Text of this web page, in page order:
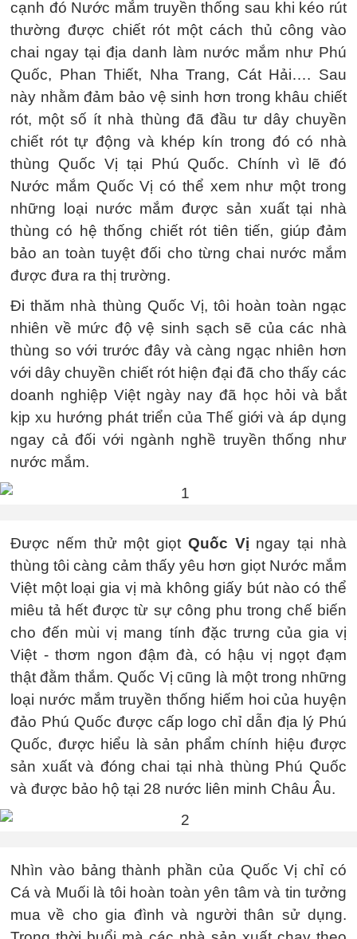
cạnh đó Nước mắm truyền thống sau khi kéo rút
thường được chiết rót một cách thủ công vào
chai ngay tại địa danh làm nước mắm như Phú
Quốc, Phan Thiết, Nha Trang, Cát Hải…. Sau
này nhằm đảm bảo vệ sinh hơn trong khâu chiết
rót, một số ít nhà thùng đã đầu tư dây chuyền
chiết rót tự động và khép kín trong đó có nhà
thùng Quốc Vị tại Phú Quốc. Chính vì lẽ đó
Nước mắm Quốc Vị có thể xem như một trong
những loại nước mắm được sản xuất tại nhà
thùng có hệ thống chiết rót tiên tiến, giúp đảm
bảo an toàn tuyệt đối cho từng chai nước mắm
được đưa ra thị trường.
Đi thăm nhà thùng Quốc Vị, tôi hoàn toàn ngạc
nhiên về mức độ vệ sinh sạch sẽ của các nhà
thùng so với trước đây và càng ngạc nhiên hơn
với dây chuyền chiết rót hiện đại đã cho thấy các
doanh nghiệp Việt ngày nay đã học hỏi và bắt
kịp xu hướng phát triển của Thế giới và áp dụng
ngay cả đối với ngành nghề truyền thống như
nước mắm.
Được nếm thử một giọt Quốc Vị ngay tại nhà
thùng tôi càng cảm thấy yêu hơn giọt Nước mắm
Việt một loại gia vị mà không giấy bút nào có thể
miêu tả hết được từ sự công phu trong chế biến
cho đến mùi vị mang tính đặc trưng của gia vị
Việt - thơm ngon đậm đà, có hậu vị ngọt đạm
thật đằm thắm. Quốc Vị cũng là một trong những
loại nước mắm truyền thống hiếm hoi của huyện
đảo Phú Quốc được cấp logo chỉ dẫn địa lý Phú
Quốc, được hiểu là sản phẩm chính hiệu được
sản xuất và đóng chai tại nhà thùng Phú Quốc
và được bảo hộ tại 28 nước liên minh Châu Âu.
Nhìn vào bảng thành phần của Quốc Vị chỉ có
Cá và Muối là tôi hoàn toàn yên tâm và tin tưởng
mua về cho gia đình và người thân sử dụng.